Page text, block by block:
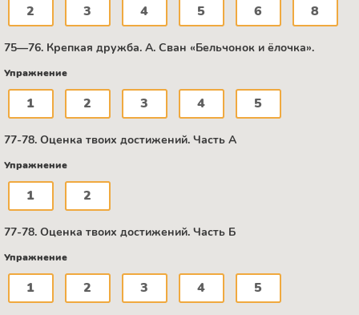
2 3 4 5 6 8
75—76. Крепкая дружба. А. Сван «Бельчонок и ёлочка».
Упражнение
1 2 3 4 5
77-78. Оценка твоих достижений. Часть А
Упражнение
1 2
77-78. Оценка твоих достижений. Часть Б
Упражнение
1 2 3 4 5